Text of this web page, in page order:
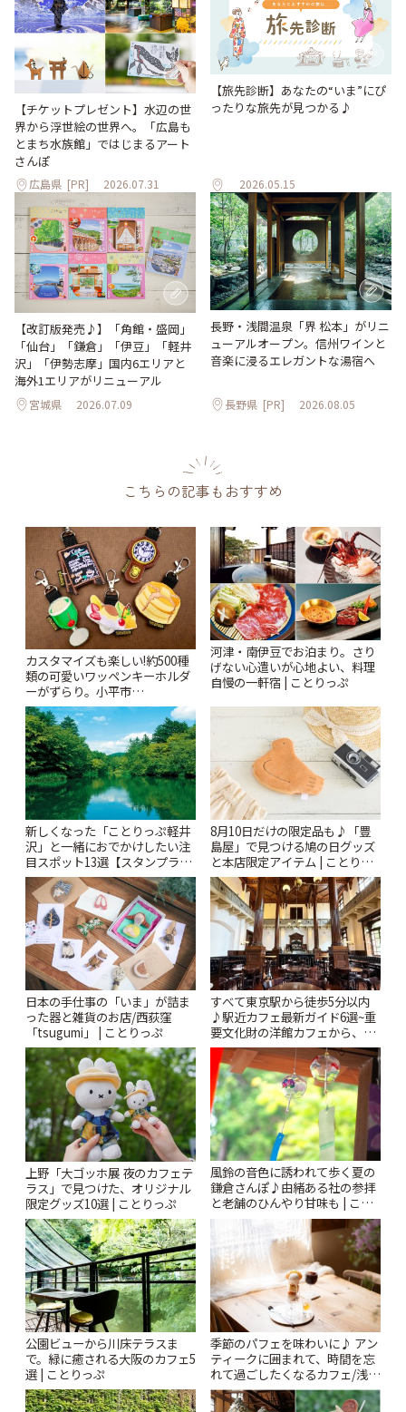
【チケットプレゼント】水辺の世
界から浮世絵の世界へ。「広島も
とまち水族館」ではじまるアート
さんぽ
広島県 [PR] 2026.07.31
【旅先診断】あなたの“いま”にぴ
ったりな旅先が見つかる♪
2026.05.15
【改訂版発売♪】「角館・盛岡」
「仙台」「鎌倉」「伊豆」「軽井
沢」「伊勢志摩」国内6エリアと
海外1エリアがリニューアル
宮城県 2026.07.09
長野・浅間温泉「界 松本」がリニ
ューアルオープン。信州ワインと
音楽に浸るエレガントな湯宿へ
長野県 [PR] 2026.08.05
こちらの記事もおすすめ
カスタマイズも楽しい!約500種
類の可愛いワッペンキーホルダ
ーがずらり。小平市
「Kimamaya T&K」 | ことりっ
ぷ
河津・南伊豆でお泊まり。さり
げない心遣いが心地よい、料理
自慢の一軒宿 | ことりっぷ
新しくなった「ことりっぷ軽井
沢」と一緒におでかけしたい注
目スポット13選【スタンプラリ
ー開催中】 | ことりっぷ
8月10日だけの限定品も♪「豊
島屋」で見つける鳩の日グッズ
と本店限定アイテム | ことりっ
ぷ
日本の手仕事の「いま」が詰ま
った器と雑貨のお店/西荻窪
「tsugumi」 | ことりっぷ
すべて東京駅から徒歩5分以内
♪駅近カフェ最新ガイド6選~重
要文化財の洋館カフェから、改
札すぐのレトロ喫茶まで~ | こと
りっぷ
上野「大ゴッホ展 夜のカフェテ
ラス」で見つけた、オリジナル
限定グッズ10選 | ことりっぷ
風鈴の音色に誘われて歩く夏の
鎌倉さんぽ♪由緒ある社の参拝
と老舗のひんやり甘味も | こと
りっぷ
公園ビューから川床テラスま
で。緑に癒される大阪のカフェ5
選 | ことりっぷ
季節のパフェを味わいに♪ アン
ティークに囲まれて、時間を忘
れて過ごしたくなるカフェ/浅草
「annorum cafe」 | ことりっぷ